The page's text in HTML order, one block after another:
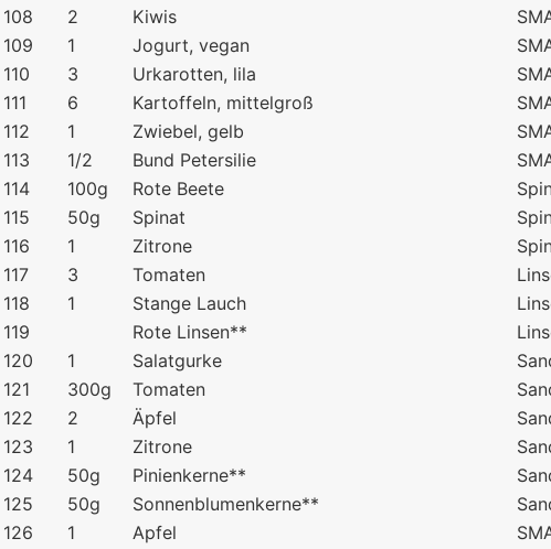
108
2 Kiwis
109
1 Jogurt, vegan
110
3 Urkarotten, lila
111
6 Kartoffeln, mittelgroß
112
1 Zwiebel, gelb
113
1/2 Bund Petersilie
114
100g Rote Beete
115
50g Spinat
116
1 Zitrone
117
3 Tomaten
118
1 Stange Lauch
119
Rote Linsen**
120
1 Salatgurke
121
300g Tomaten
122
2 Äpfel
123
1 Zitrone
124
50g Pinienkerne**
125
50g Sonnenblumenkerne**
126
1 Apfel